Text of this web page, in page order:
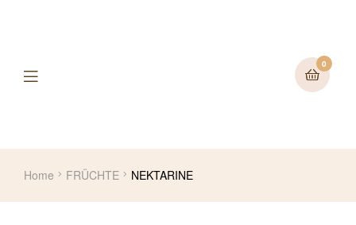
0
Home FRÜCHTE NEKTARINE